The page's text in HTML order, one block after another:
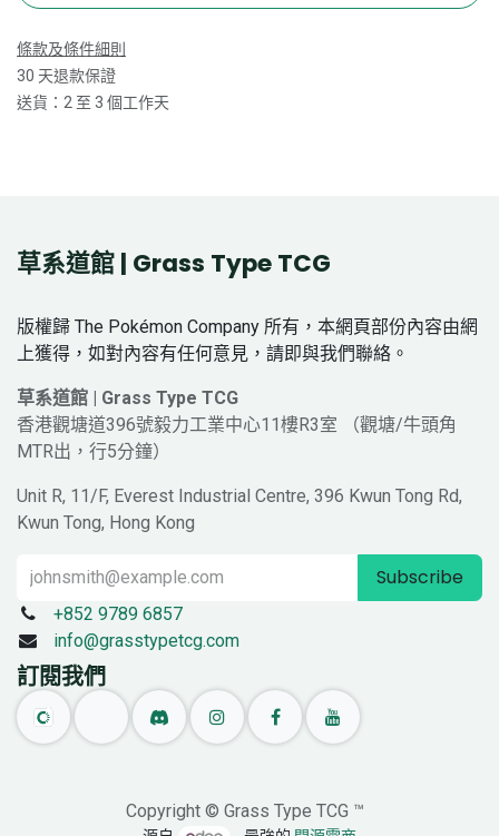
條款及條件細則
30 天退款保證
送貨：2 至 3 個工作天
草系道館 | Grass Type TCG
版權歸 The Pokémon Company 所有，本網頁部份內容由網
上獲得，如對內容有任何意見，請即與我們聯絡。
草系道館 | Grass Type TCG
香港觀塘道396號毅力工業中心11樓R3室 （觀塘/牛頭角
MTR出，行5分鐘）
Unit R, 11/F, Everest Industrial Centre, 396 Kwun Tong Rd,
Kwun Tong, Hong Kong
Subscribe
+852 9789 6857
info@grasstypetcg.com
訂閱我們
Copyright © Grass Type TCG ™